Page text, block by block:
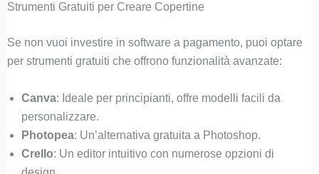
Strumenti Gratuiti per Creare Copertine
Se non vuoi investire in software a pagamento, puoi optare
per strumenti gratuiti che offrono funzionalità avanzate:
Canva: Ideale per principianti, offre modelli facili da
personalizzare.
Photopea: Un’alternativa gratuita a Photoshop.
Crello: Un editor intuitivo con numerose opzioni di